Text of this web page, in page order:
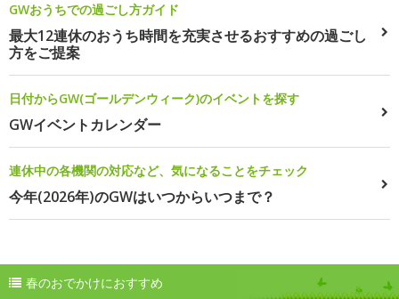
GWおうちでの過ごし方ガイド
最大12連休のおうち時間を充実させるおすすめの過ごし
方をご提案
日付からGW(ゴールデンウィーク)のイベントを探す
GWイベントカレンダー
連休中の各機関の対応など、気になることをチェック
今年(2026年)のGWはいつからいつまで？
春のおでかけにおすすめ